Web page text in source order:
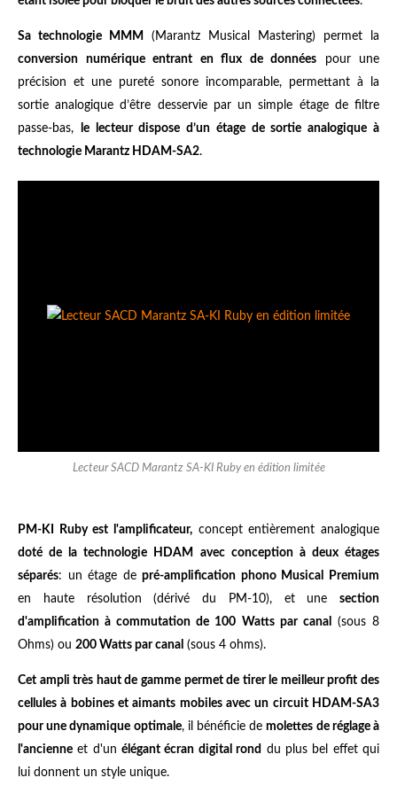
Sa technologie MMM
(Marantz Musical Mastering) permet la
conversion numérique entrant en flux de données pour une
précision et une pureté sonore incomparable, permettant à la
sortie analogique d’être desservie par un simple étage de filtre
passe-bas,
le lecteur dispose d’un étage de sortie analogique à
technologie Marantz HDAM-SA2.
Lecteur SACD Marantz SA-KI Ruby en édition limitée
PM-KI Ruby est l'amplificateur, concept entièrement analogique
doté de la technologie HDAM avec conception à deux étages
séparés: un étage depré-amplification phono Musical Premium
en haute résolution (dérivé du PM-10), et une section
d'amplification à commutation de 100 Watts par canal
(sous 8
Ohms) ou 200 Watts par canal (sous 4 ohms).
Cet ampli très haut de gamme permet de tirer le meilleur profit des
cellules à bobines et aimants mobiles avec un circuit HDAM-SA3
pour une dynamique optimale, il bénéficie demolettes de réglage à
l'ancienne et d'unélégant écran digital rond du plus bel effet qui
lui donnent un style unique.